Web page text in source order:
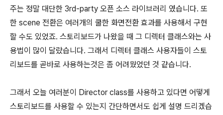
주는 정말 대단한 3rd-party 오픈 소스 라이브러리 였습니다. 또
한 scene 전환은 여러개의 쿨한 화면전환 효과를 사용해서 구현
할 수도 있었죠. 스토리보드가 나왔을 때 그 디렉터 클래스와는 사
용법이 많이 달랐습니다. 그래서 디렉터 클래스 사용자들이 스토
리보드를 곧바로 사용하는것은 좀 어려웠었던 것 같습니다.
그래서 오늘 여러분이 Director class를 사용하고 있다면 어떻게
스토리보드를 사용할 수 있는지 간단하면서도 쉽게 설명 드리겠습